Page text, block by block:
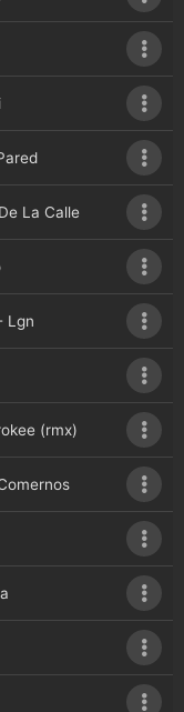
La Calle
Lgn
(rmx)